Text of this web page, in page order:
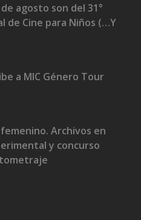
agosto son del 31°
de Cine para Niños (…Y
a MIC Género Tour
Archivos en
y concurso